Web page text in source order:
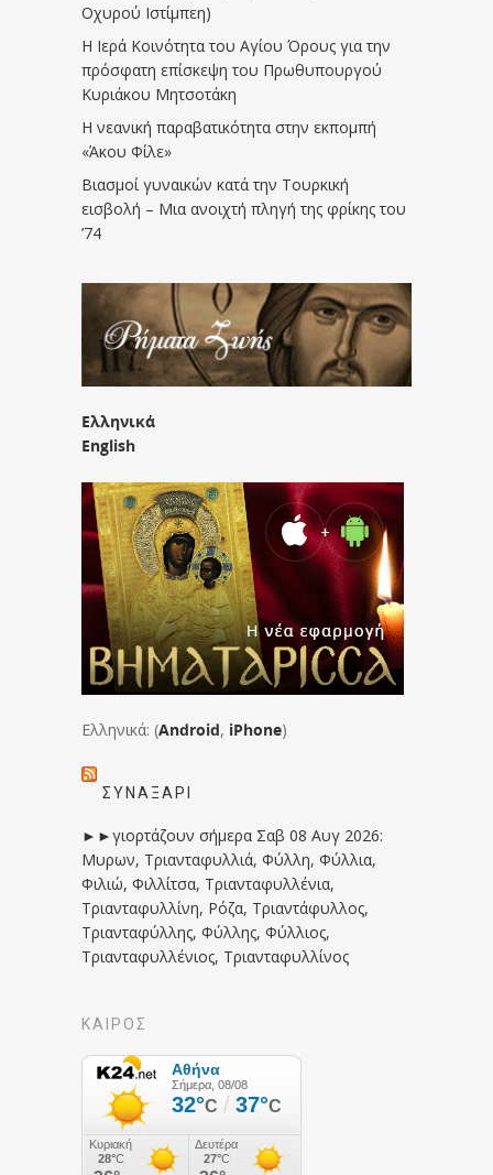
Οχυρού Ιστίμπεη)
Η Ιερά Κοινότητα του Αγίου Όρους για την
πρόσφατη επίσκεψη του Πρωθυπουργού
Κυριάκου Μητσοτάκη
Η νεανική παραβατικότητα στην εκπομπή
«Άκου Φίλε»
Βιασμοί γυναικών κατά την Τουρκική
εισβολή – Μια ανοιχτή πληγή της φρίκης του
’74
Ελληνικά
English
Ελληνικά: (Android, iPhone)
ΣΥΝΑΞΆΡΙ
►►γιορτάζουν σήμερα Σαβ 08 Αυγ 2026:
Μυρων, Τριανταφυλλιά, Φύλλη, Φύλλια,
Φιλιώ, Φιλλίτσα, Τριανταφυλλένια,
Τριανταφυλλίνη, Ρόζα, Τριαντάφυλλος,
Τριανταφύλλης, Φύλλης, Φύλλιος,
Τριανταφυλλένιος, Τριανταφυλλίνος
ΚΑΙΡΟΣ